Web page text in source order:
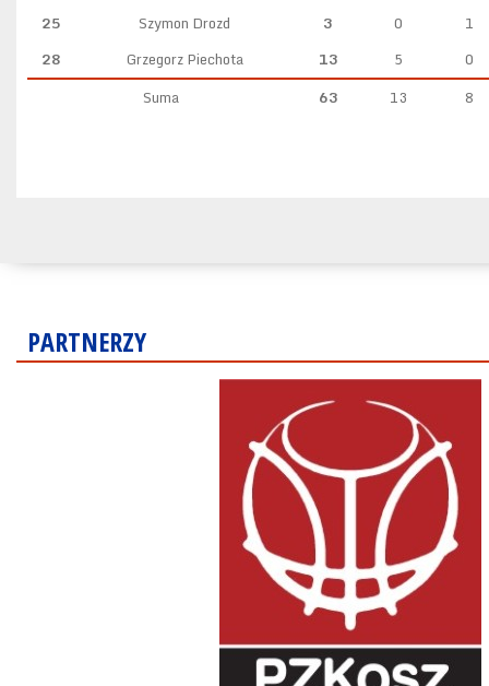
25
Szymon Drozd 3 0
1
28
Grzegorz Piechota 13 5
0
Suma
63 13 8
PARTNERZY